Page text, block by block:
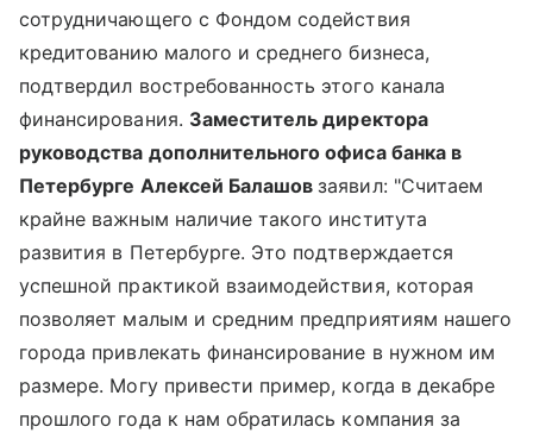
сотрудничающего с Фондом содействия
кредитованию малого и среднего бизнеса,
подтвердил востребованность этого канала
финансирования. Заместитель директора
руководства дополнительного офиса банка в
Петербурге Алексей Балашовзаявил: "Считаем
крайне важным наличие такого института
развития в Петербурге. Это подтверждается
успешной практикой взаимодействия, которая
позволяет малым и средним предприятиям нашего
города привлекать финансирование в нужном им
размере. Могу привести пример, когда в декабре
прошлого года к нам обратилась компания за